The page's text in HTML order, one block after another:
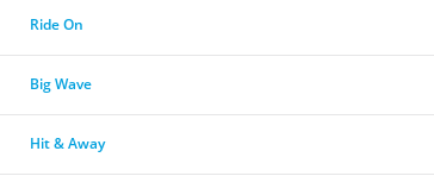
Ride On
Big Wave
Hit & Away